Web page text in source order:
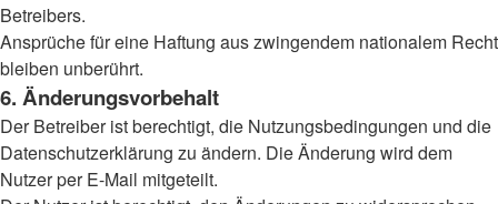
Betreibers.
Ansprüche für eine Haftung aus zwingendem nationalem Recht
bleiben unberührt.
6. Änderungsvorbehalt
Der Betreiber ist berechtigt, die Nutzungsbedingungen und die
Datenschutzerklärung zu ändern. Die Änderung wird dem
Nutzer per E-Mail mitgeteilt.